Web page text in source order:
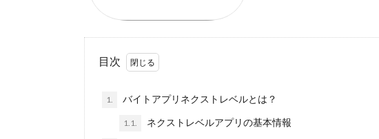
目次
1. バイトアプリネクストレベルとは？
1.1. ネクストレベルアプリの基本情報